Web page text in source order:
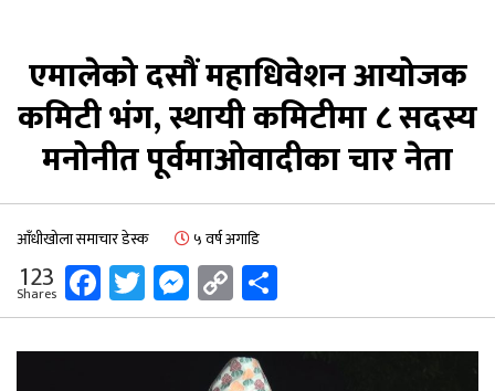
एमालेको दसौं महाधिवेशन आयोजक
कमिटी भंग, स्थायी कमिटीमा ८ सदस्य
मनोनीत पूर्वमाओवादीका चार नेता
आँधीखोला समाचार डेस्क ५ वर्ष अगाडि
123
Shares Facebook
Twitter
Messenger
Copy
Link